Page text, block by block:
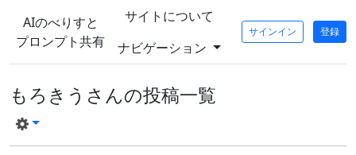
AIのべりすと
プロンプト共有
サイトについて
ナビゲーション
サインイン 登録
もろきうさんの投稿一覧